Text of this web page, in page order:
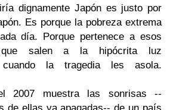
dignamente Japón es justo por
Es porque la pobreza extrema
día. Porque pertenece a esos
que salen a la hipócrita luz
cuando la tragedia les asola.
2007 muestra las sonrisas --